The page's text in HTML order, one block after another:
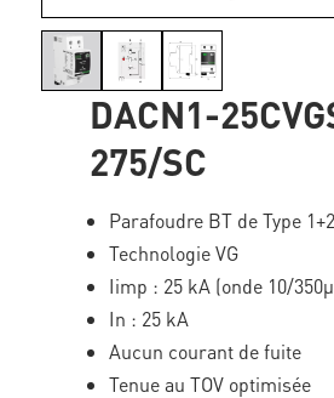
DACN1-
275/SC
Parafoudre BT de Type
Technologie VG
Iimp : 25 kA (onde 10/
In : 25 kA
Aucun courant de fuite
Tenue au TOV optimisée